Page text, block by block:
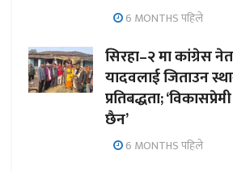
6 MONTHS पहिले
सिरहा–२ मा कांग्रेस
यादवलाई जिताउन
प्रतिबद्धता;
छैन’
6 MONTHS पहिले